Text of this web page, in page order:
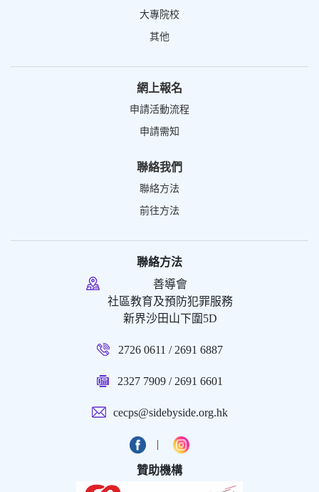
大專院校
其他
網上報名
申請活動流程
申請需知
聯絡我們
聯絡方法
前往方法
聯絡方法
善導會
社區教育及預防犯罪服務
新界沙田山下圍5D
2726 0611 / 2691 6887
2327 7909 / 2691 6601
cecps@sidebyside.org.hk
贊助機構